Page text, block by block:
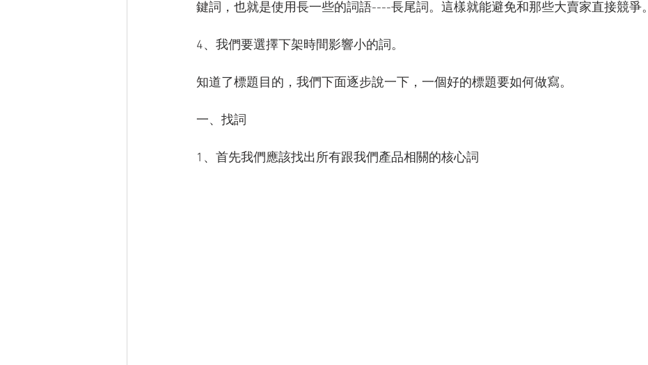
鍵詞，也就是使用長一些的詞語----長尾詞。這樣就能避免和那些大賣家直接競爭。
4、我們要選擇下架時間影響小的詞。
知道了標題目的，我們下面逐步說一下，一個好的標題要如何做寫。
一、找詞
1、首先我們應該找出所有跟我們產品相關的核心詞